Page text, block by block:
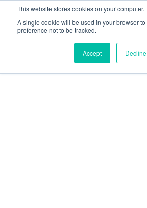
This website stores cookies on your computer.
A single cookie will be used in your browser
preference not to be tracked.
Accept Decline